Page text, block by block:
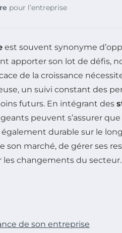
pour l’entreprise
est souvent synonyme
apporter son lot de défis,
de la croissance
un suivi constant des
futurs. En intégrant des
peuvent s’assurer
durable sur le
son marché, de gérer ses
les changements du secteur.
de son entreprise